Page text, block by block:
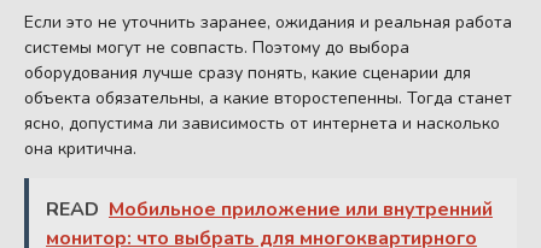
Если это не уточнить заранее, ожидания и реальная работа
системы могут не совпасть. Поэтому до выбора
оборудования лучше сразу понять, какие сценарии для
объекта обязательны, а какие второстепенны. Тогда станет
ясно, допустима ли зависимость от интернета и насколько
она критична.
READ Мобильное приложение или внутренний
монитор: что выбрать для многоквартирного